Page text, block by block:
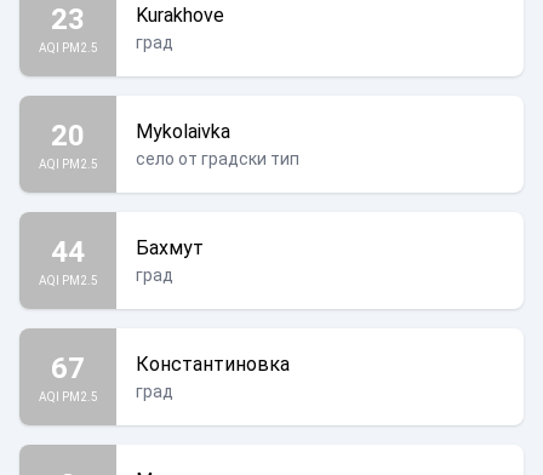
23
AQI PM2.5
Kurakhove
град
20
AQI PM2.5
Mykolaivka
село от градски тип
44
AQI PM2.5
Бахмут
град
67
AQI PM2.5
Константиновка
град